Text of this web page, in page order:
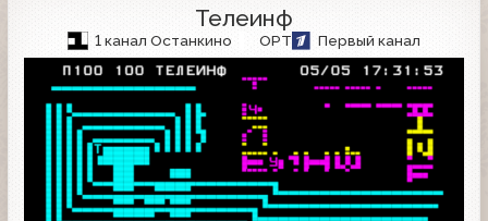
Телеинф
1 канал Останкино ОРТ Первый канал